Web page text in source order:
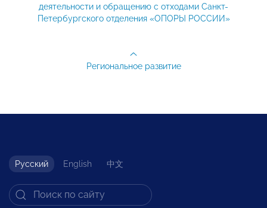
деятельности и обращению с отходами Санкт-
Петербургского отделения «ОПОРЫ РОССИИ»
Региональное развитие
Русский English 中文